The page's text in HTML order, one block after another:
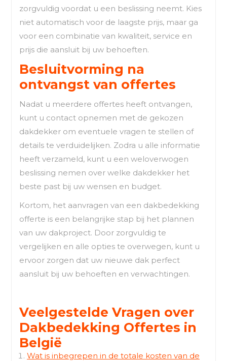
zorgvuldig voordat u een beslissing neemt. Kies
niet automatisch voor de laagste prijs, maar ga
voor een combinatie van kwaliteit, service en
prijs die aansluit bij uw behoeften.
Besluitvorming na
ontvangst van offertes
Nadat u meerdere offertes heeft ontvangen,
kunt u contact opnemen met de gekozen
dakdekker om eventuele vragen te stellen of
details te verduidelijken. Zodra u alle informatie
heeft verzameld, kunt u een weloverwogen
beslissing nemen over welke dakdekker het
beste past bij uw wensen en budget.
Kortom, het aanvragen van een dakbedekking
offerte is een belangrijke stap bij het plannen
van uw dakproject. Door zorgvuldig te
vergelijken en alle opties te overwegen, kunt u
ervoor zorgen dat uw nieuwe dak perfect
aansluit bij uw behoeften en verwachtingen.
Veelgestelde Vragen over
Dakbedekking Offertes in
België
Wat is inbegrepen in de totale kosten van de